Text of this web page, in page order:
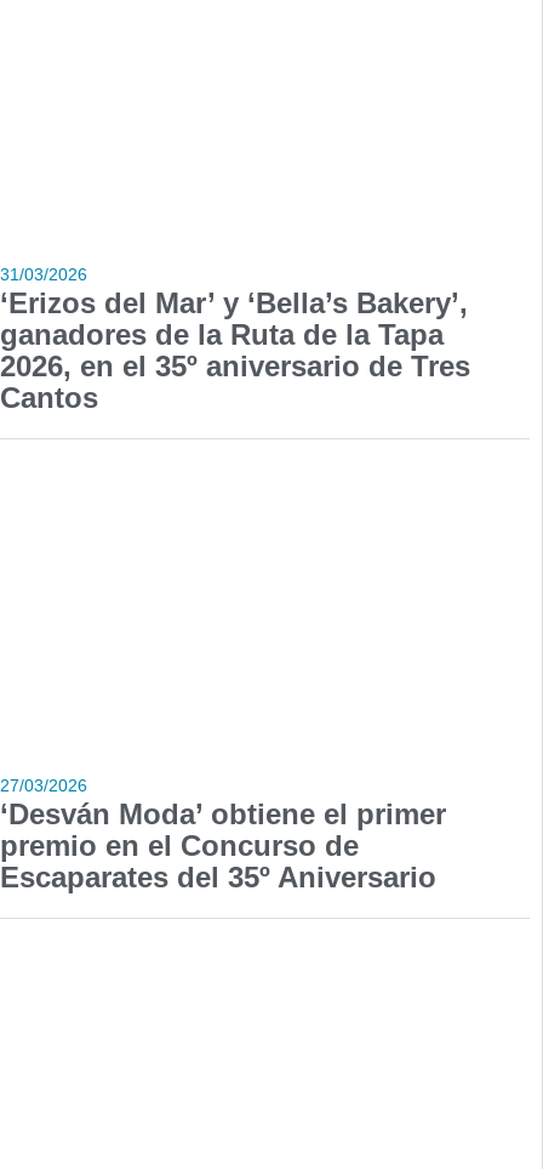
31/03/2026
‘Erizos del Mar’ y ‘Bella’s Bakery’,
ganadores de la Ruta de la Tapa
2026, en el 35º aniversario de Tres
Cantos
27/03/2026
‘Desván Moda’ obtiene el primer
premio en el Concurso de
Escaparates del 35º Aniversario